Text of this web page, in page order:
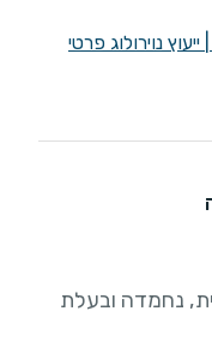
ייעוץ נוירולוג פרטי
נחמדה ובעלת